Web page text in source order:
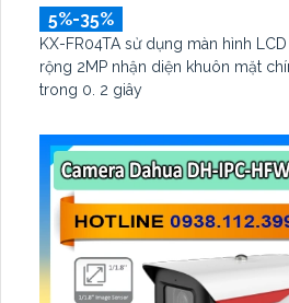
5%-35%
KX-FR04TA sử dụng màn hình
rộng 2MP nhận diện khuôn mặt
trong 0. 2 giây